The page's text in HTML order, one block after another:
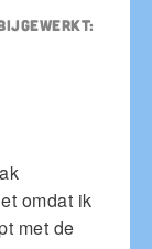
omdat ik
met de